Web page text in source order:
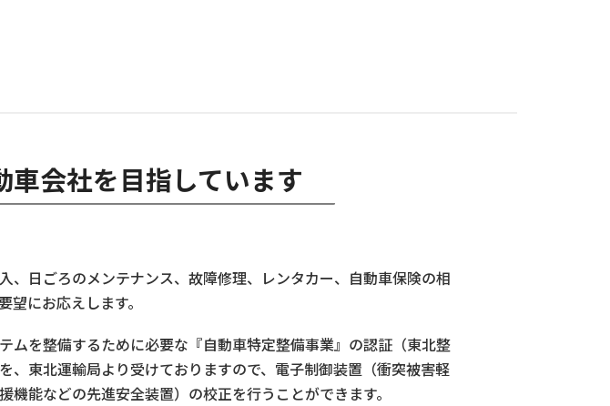
会社を目指しています
、日ごろのメンテナンス、故障修理、レンタカー、自動車保険の相
望にお応えします。
ムを整備するために必要な『自動車特定整備事業』の認証（東北整
、東北運輸局より受けておりますので、電子制御装置（衝突被害軽
機能などの先進安全装置）の校正を行うことができます。